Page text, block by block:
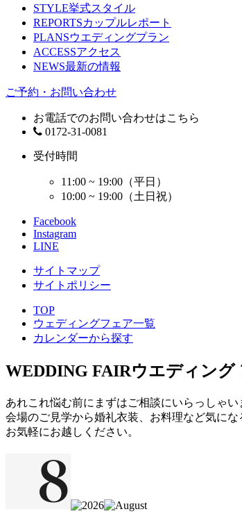
STYLE挙式スタイル
REPORTSカップルレポート
PLANSウエディングプラン
ACCESSアクセス
NEWS最新の情報
ご予約・お問い合わせ
お電話でのお問い合わせはこちら
0172-31-0081
受付時間
11:00 ~ 19:00（平日）
10:00 ~ 19:00（土日祝）
Facebook
Instagram
LINE
サイトマップ
サイトポリシー
TOP
ウェディングフェア一覧
カレンダーから探す
WEDDING FAIRウエディング
あれこれ悩む前にまずはご相談にいらっしゃい
会場のご見学から婚礼衣装、お料理など気にな
お気軽にお越しください。